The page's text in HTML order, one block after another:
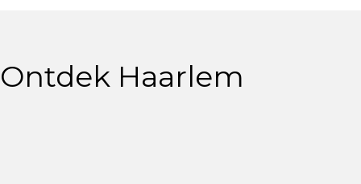
Ontdek Haarlem